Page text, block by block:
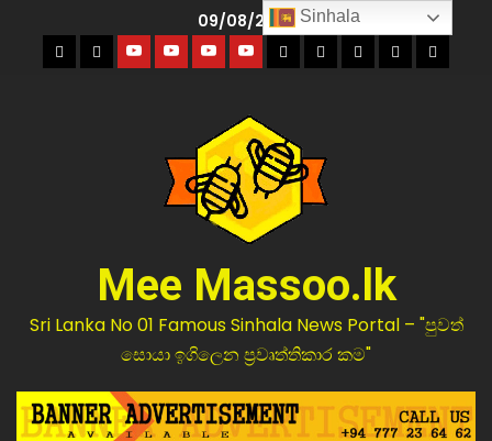
09/08/2026
Mee Massoo.lk
Sri Lanka No 01 Famous Sinhala News Portal – "පුවත්
සොයා ඉගිලෙන ප්‍රවෘත්තිකාර කම"
Sinhala